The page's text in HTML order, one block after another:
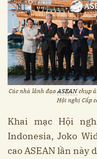
Các nhà lãnh đạoASEANchụp
Hội nghị Cấp
Khai mạc Hội
Indonesia, Joko
cao ASEAN lần này